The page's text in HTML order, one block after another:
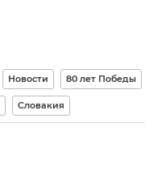
Новости 80 лет Победы
Словакия